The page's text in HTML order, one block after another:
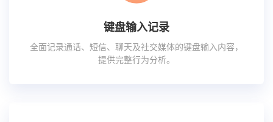
键盘输入记录
全面记录通话、短信、聊天及社交媒体的键盘输入内容，
提供完整行为分析。